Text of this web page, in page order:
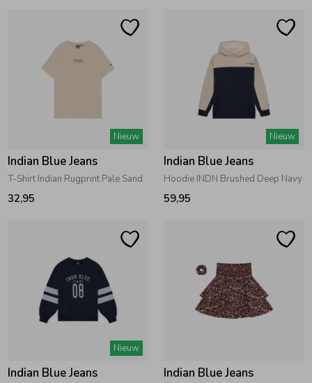
Nieuw
Indian Blue Jeans
T-Shirt Indian Rugprint Pale Sand
32,95
Nieuw
Indian Blue Jeans
Hoodie INDN Brushed Deep Navy
59,95
Nieuw
Indian Blue Jeans Indian Blue Jeans